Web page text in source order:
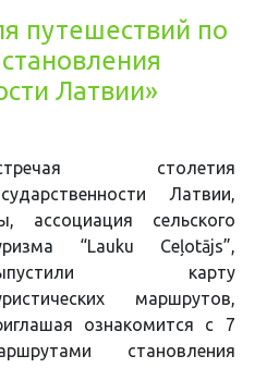
путешествий по
Латвии»
столетия
Латвии,
ассоциация сельского
“Lauku Ceļotājs”,
карту
маршрутов,
ознакомится с 7
становления